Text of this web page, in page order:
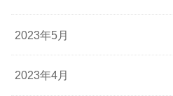
2023年5月
2023年4月